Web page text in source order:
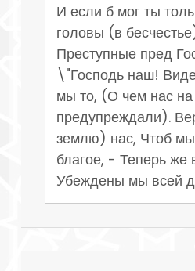
И если б мог ты
головы (в
Преступные пред
\"Господь наш!
мы то, (О чем нас
предупреждали).
землю) нас, Чтоб мы
благое, - Теперь же
Убеждены мы всей